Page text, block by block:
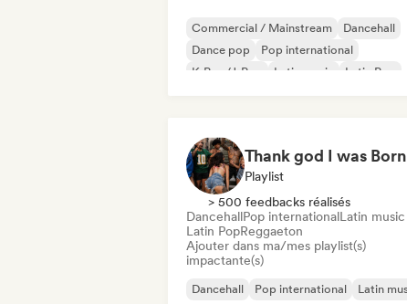
Commercial / Mainstream
Dancehall
Dance pop
Pop international
K-Pop/J-Pop
Latin music
Latin Pop
Playlist
> 500 feedbacks réalisés
DancehallPop internationalLatin music
Latin PopReggaeton
Ajouter dans ma/mes playlist(s)
impactante(s)
Dancehall Pop international Latin